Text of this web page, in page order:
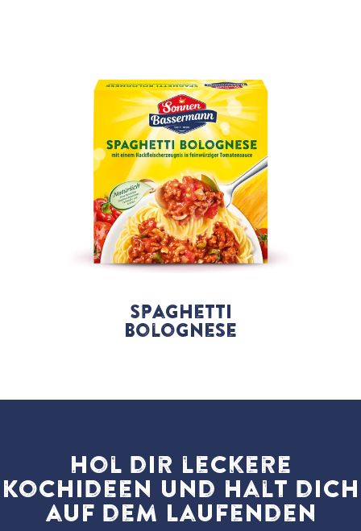
Spaghetti
Bolognese
Hol dir leckere
Kochideen und halt dich
auf dem Laufenden